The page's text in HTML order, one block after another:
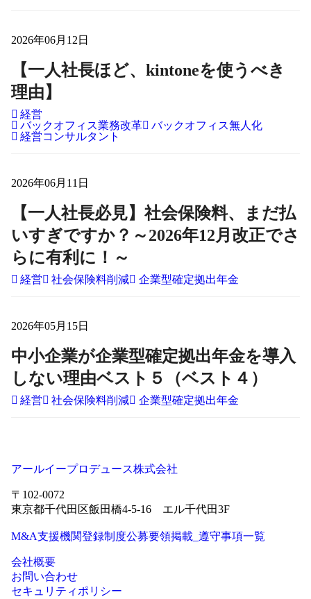
2026年06月12日
【一人社長ほど、kintoneを使うべき
理由】
経営
バックオフィス業務改革
バックオフィス無人化
経営コンサルタント
2026年06月11日
【一人社長必見】社会保険料、まだ払
いすぎですか？～2026年12月改正でさ
らに有利に！～
経営 社会保険料削減 企業型確定拠出年金
2026年05月15日
中小企業が企業型確定拠出年金を導入
しない理由ベスト５（ベスト４）
経営 社会保険料削減 企業型確定拠出年金
アールイープロデュース株式会社
〒102-0072
東京都千代田区飯田橋4-5-16 エル千代田3F
M&A支援機関登録制度公募要領掲載_遵守事項一覧
会社概要
お問い合わせ
セキュリティポリシー